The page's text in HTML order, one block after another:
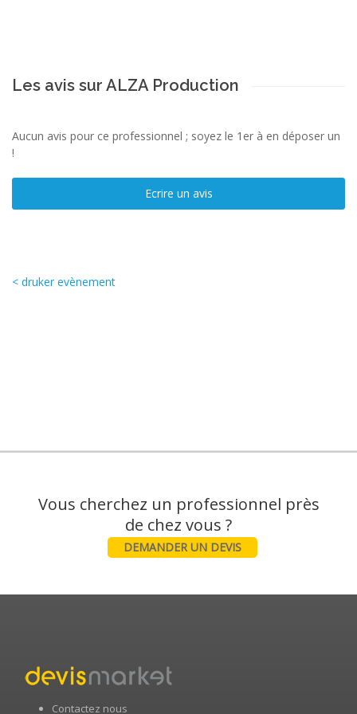
Les avis sur ALZA Production
Aucun avis pour ce professionnel ; soyez le 1er à en déposer un
!
Ecrire un avis
< druker evènement
Vous cherchez un professionnel près
DEMANDER UN DEVIS
Contactez nous